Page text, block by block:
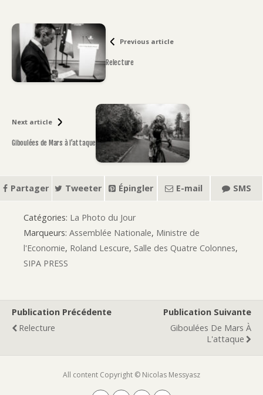
Previous article
Relecture
Next article
Giboulées de Mars à l’attaque
Partager Tweeter Épingler E-mail SMS
Catégories: La Photo du Jour
Marqueurs: Assemblée Nationale, Ministre de
l'Economie, Roland Lescure, Salle des Quatre Colonnes,
SIPA PRESS
Publication Précédente
Relecture
Publication Suivante
Giboulées De Mars À
L'attaque
All content Copyright © Nicolas Messyasz